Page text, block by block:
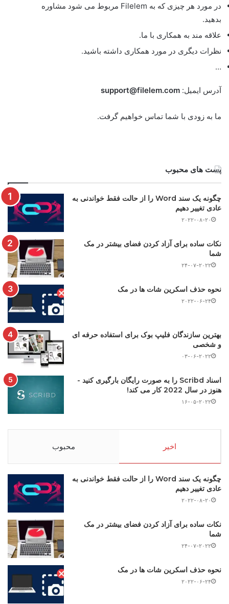
در مورد هر چیزی که به Filelem مربوط می شود مشاوره
بدهید.
علاقه مند به همکاری با ما.
نظرات دیگری در مورد همکاری داشته باشید.
…
آدرس ایمیل: support@filelem.com
ما به زودی با شما تماس خواهیم گرفت.
پست های محبوب
چگونه یک سند Word را از حالت فقط خواندنی به
عادی تغییر دهیم
۲۰۲۲-۰۸-۲۰
نکات ساده برای آزاد کردن فضای بیشتر در مک
شما
۲۴-۰۷-۲۰۲۲
نحوه حذف اسکرین شات ها در مک
۲۰۲۲-۰۶-۲۴
بهترین سازندگان فلیپ بوک برای استفاده حرفه ای
و شخصی
۰۳-۰۶-۲۰۲۲
اسناد Scribd را به صورت رایگان بارگیری کنید -
هنوز در سال 2022 کار می کند!
۱۶-۰۵-۲۰۲۲
اخیر محبوب
چگونه یک سند Word را از حالت فقط خواندنی به
عادی تغییر دهیم
۲۰۲۲-۰۸-۲۰
نکات ساده برای آزاد کردن فضای بیشتر در مک
شما
۲۴-۰۷-۲۰۲۲
نحوه حذف اسکرین شات ها در مک
۲۰۲۲-۰۶-۲۴